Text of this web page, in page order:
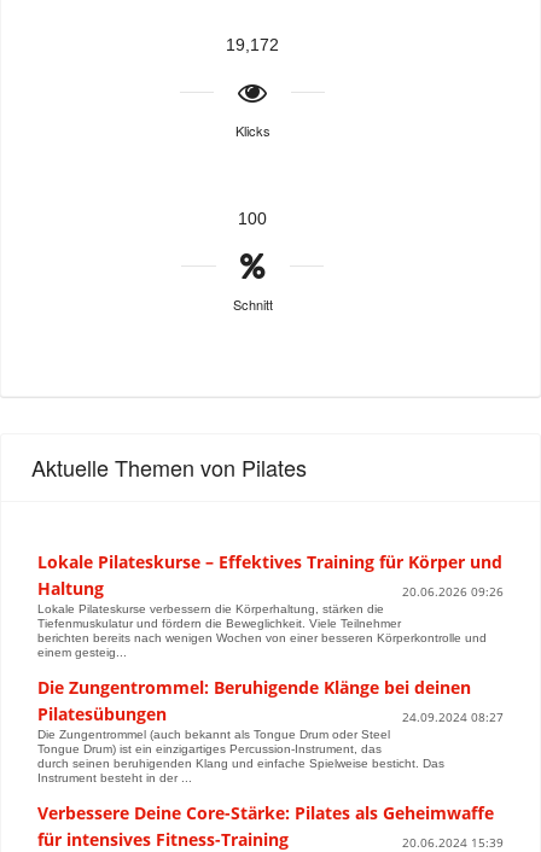
19,172
Klicks
100
Schnitt
Aktuelle Themen von Pilates
Lokale Pilateskurse – Effektives Training für Körper und
Haltung
20.06.2026 09:26
Lokale Pilateskurse verbessern die Körperhaltung, stärken die
Tiefenmuskulatur und fördern die Beweglichkeit. Viele Teilnehmer
berichten bereits nach wenigen Wochen von einer besseren Körperkontrolle und
einem gesteig...
Die Zungentrommel: Beruhigende Klänge bei deinen
Pilatesübungen
24.09.2024 08:27
Die Zungentrommel (auch bekannt als Tongue Drum oder Steel
Tongue Drum) ist ein einzigartiges Percussion-Instrument, das
durch seinen beruhigenden Klang und einfache Spielweise besticht. Das
Instrument besteht in der ...
Verbessere Deine Core-Stärke: Pilates als Geheimwaffe
für intensives Fitness-Training
20.06.2024 15:39